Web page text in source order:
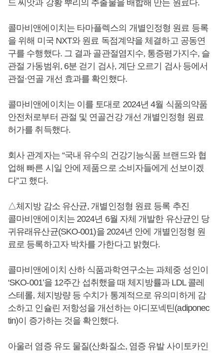
드 씨앗과 강황 뿌리의 추출물을 배합해 만든 원료다.
콜마비앤에이치는 타마플렉스의 개별인정형 원료 등록
을 위해 미국 NXT와 원료 독점계약을 체결하고 공동연
구를 수행했다. 그 결과 골관절염지수, 통증평가지수, 슬
관절 가동범위, 6분 걷기 검사, 계단 오르기 검사 등에서
관절·연골 개선 효과를 확인했다.
콜마비앤에이치는 이를 토대로 2024년 4월 식품의약품
안전처로부터 관절 및 연골건강 개선 개별인정형 원료
허가를 취득했다.
회사 관계자는 “국내 유수의 건강기능식품 브랜드와 협
업해 빠른 시일 안에 제품으로 소비자들에게 선보이겠
다”고 했다.
△체지방 감소 유산균, 개별인정형 원료 등록 추진
콜마비앤에이치는 2024년 6월 자체 개발한 유산균인 당
귀유래유산균(SKO-001)을 2024년 안에 개별인정형 원
료로 등록하고자 박차를 가한다고 밝혔다.
콜마비앤에이치 산하 식품과학연구소는 과체중 성인이
‘SKO-001’을 12주간 섭취했을 때 체지방률과 LDL 콜레
스테롤, 체지방량 등 수치가 통계적으로 유의미하게 감
소하고 인슐린 저항성을 개선하는 아디포넥틴(adiponec
tin)이 증가하는 것을 확인했다.
아울러 염증 유도 물질(산화질소, 염증 유발 사이토카인